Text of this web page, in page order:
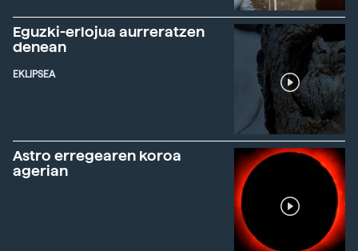
Eguzki-erlojua aurreratzen
denean
EKLIPSEA
Astro erregearen koroa
agerian